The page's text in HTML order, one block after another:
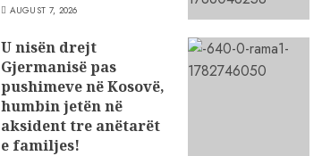
AUGUST 7, 2026
U nisën drejt
Gjermanisë pas
pushimeve në Kosovë,
humbin jetën në
aksident tre anëtarët
e familjes!